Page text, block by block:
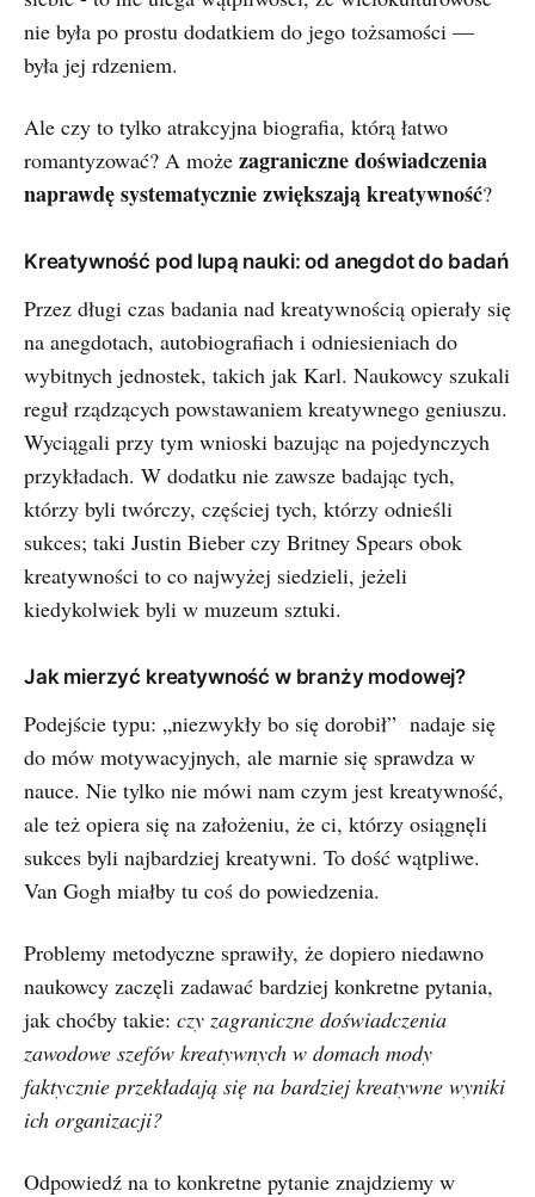
nie była po prostu dodatkiem do jego tożsamości —
była jej rdzeniem.
Ale czy to tylko atrakcyjna biografia, którą łatwo
romantyzować? A może zagraniczne doświadczenia
naprawdę systematycznie zwiększają kreatywność?
Kreatywność pod lupą nauki: od anegdot do badań
Przez długi czas badania nad kreatywnością opierały się
na anegdotach, autobiografiach i odniesieniach do
wybitnych jednostek, takich jak Karl. Naukowcy szukali
reguł rządzących powstawaniem kreatywnego geniuszu.
Wyciągali przy tym wnioski bazując na pojedynczych
przykładach. W dodatku nie zawsze badając tych,
którzy byli twórczy, częściej tych, którzy odnieśli
sukces; taki Justin Bieber czy Britney Spears obok
kreatywności to co najwyżej siedzieli, jeżeli
kiedykolwiek byli w muzeum sztuki.
Jak mierzyć kreatywność w branży modowej?
Podejście typu: „niezwykły bo się dorobił” nadaje się
do mów motywacyjnych, ale marnie się sprawdza w
nauce. Nie tylko nie mówi nam czym jest kreatywność,
ale też opiera się na założeniu, że ci, którzy osiągnęli
sukces byli najbardziej kreatywni. To dość wątpliwe.
Van Gogh miałby tu coś do powiedzenia.
Problemy metodyczne sprawiły, że dopiero niedawno
naukowcy zaczęli zadawać bardziej konkretne pytania,
jak choćby takie: czy zagraniczne doświadczenia
zawodowe szefów kreatywnych w domach mody
faktycznie przekładają się na bardziej kreatywne wyniki
ich organizacji?
Odpowiedź na to konkretne pytanie znajdziemy w